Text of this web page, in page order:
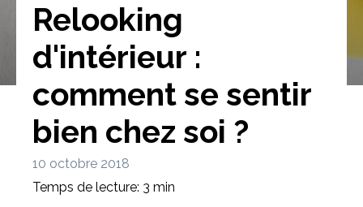
Bibliothèque Meuble tv Dressing
Relooking
d'intérieur :
comment se sentir
bien chez soi ?
10 octobre 2018
Temps de lecture: 3 min